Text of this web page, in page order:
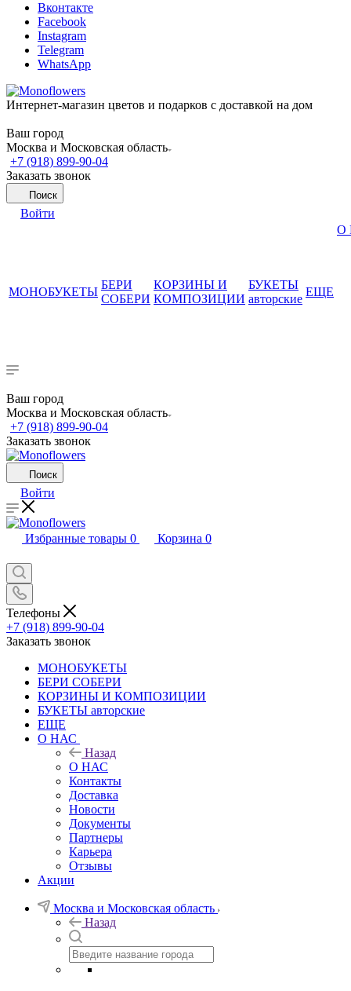
Вконтакте
Facebook
Instagram
Telegram
WhatsApp
Интернет-магазин цветов и подарков с доставкой на дом
Ваш город
Москва и Московская область
+7 (918) 899-90-04
Заказать звонок
Поиск
Войти
МОНОБУКЕТЫ
БЕРИ
СОБЕРИ
КОРЗИНЫ И
КОМПОЗИЦИИ
БУКЕТЫ
авторские
ЕЩЕ
О
Ваш город
Москва и Московская область
+7 (918) 899-90-04
Заказать звонок
Поиск
Войти
Избранные товары 0 Корзина 0
Телефоны
+7 (918) 899-90-04
Заказать звонок
МОНОБУКЕТЫ
БЕРИ СОБЕРИ
КОРЗИНЫ И КОМПОЗИЦИИ
БУКЕТЫ авторские
ЕЩЕ
О НАС
Назад
О НАС
Контакты
Доставка
Новости
Документы
Партнеры
Карьера
Отзывы
Акции
Москва и Московская область
Назад